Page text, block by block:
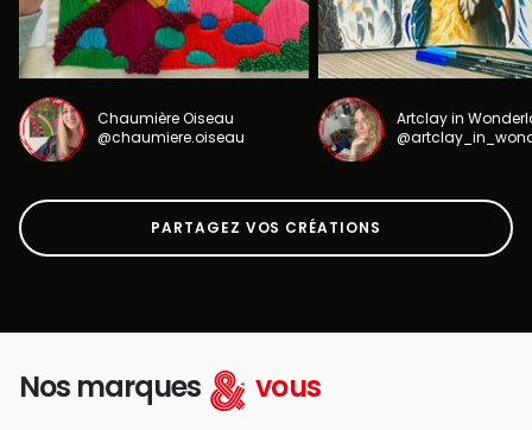
Chaumière Oiseau
@chaumiere.oiseau
Artclay in
PARTAGEZ VOS CRÉATIONS
Nos marques vous